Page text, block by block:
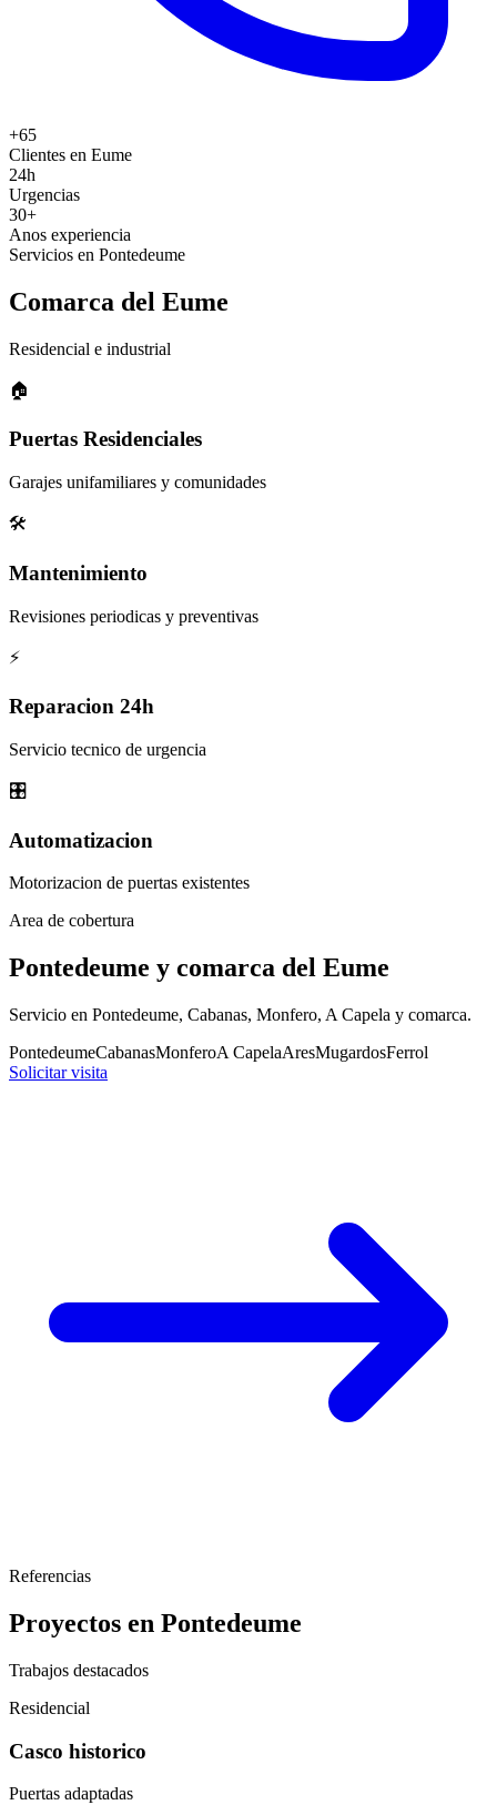
+65
Clientes en Eume
24h
Urgencias
30+
Anos experiencia
Servicios en Pontedeume
Comarca del Eume
Residencial e industrial
🏠
Puertas Residenciales
Garajes unifamiliares y comunidades
🛠️
Mantenimiento
Revisiones periodicas y preventivas
⚡
Reparacion 24h
Servicio tecnico de urgencia
🎛️
Automatizacion
Motorizacion de puertas existentes
Area de cobertura
Pontedeume y comarca del Eume
Servicio en Pontedeume, Cabanas, Monfero, A Capela y comarca.
PontedeumeCabanasMonferoA CapelaAresMugardosFerrol
Solicitar visita
Referencias
Proyectos en Pontedeume
Trabajos destacados
Residencial
Casco historico
Puertas adaptadas